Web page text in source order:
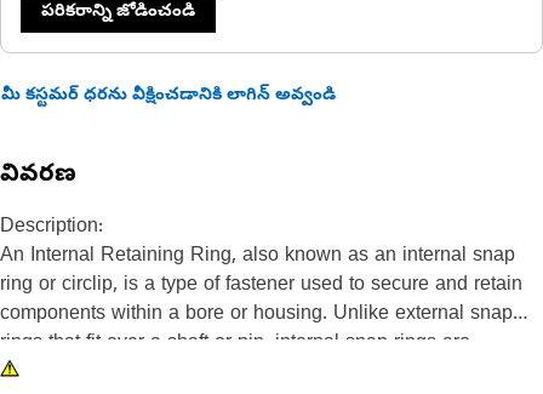
పరికరాన్ని జోడించండి
మీ కస్టమర్ ధరను వీక్షించడానికి లాగిన్ అవ్వండి
వివరణ
Description:
An Internal Retaining Ring, also known as an internal snap
ring or circlip, is a type of fastener used to secure and retain
components within a bore or housing. Unlike external snap
rings that fit over a shaft or pin, internal snap rings are
installed inside a bore or groove to hold components in place.